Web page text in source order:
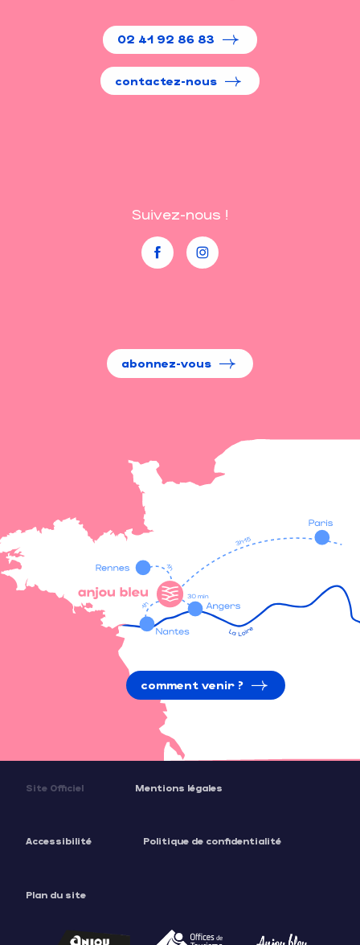
02 41 92 86 83
contactez-nous
Suivez-nous !
abonnez-vous
comment venir ?
Site Officiel Mentions légales
Accessibilité Politique de confidentialité
Plan du site